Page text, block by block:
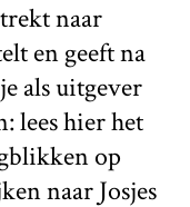
naar
en geeft na
als uitgever
lees hier het
op
naar Josjes